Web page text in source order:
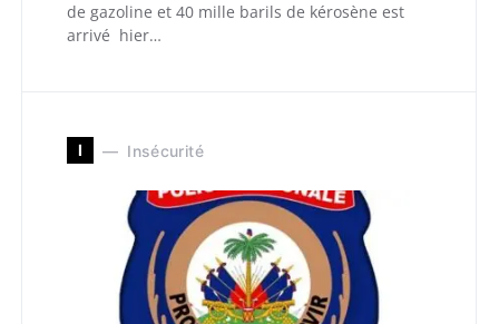
de gazoline et 40 mille barils de kérosène est
arrivé hier…
I Insécurité